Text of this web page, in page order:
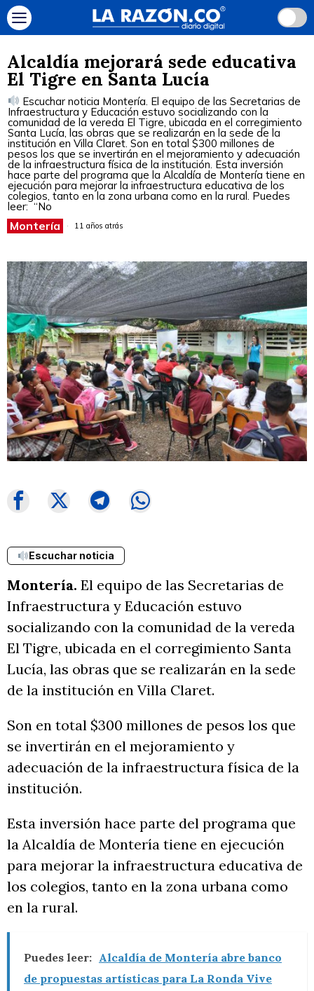
Alcaldía mejorará sede educativa
El Tigre en Santa Lucía
Escuchar noticia Montería. El equipo de las Secretarias de
Infraestructura y Educación estuvo socializando con la
comunidad de la vereda El Tigre, ubicada en el corregimiento
Santa Lucía, las obras que se realizarán en la sede de la
institución en Villa Claret. Son en total $300 millones de
pesos los que se invertirán en el mejoramiento y adecuación
de la infraestructura física de la institución. Esta inversión
hace parte del programa que la Alcaldía de Montería tiene en
ejecución para mejorar la infraestructura educativa de los
colegios, tanto en la zona urbana como en la rural. Puedes
leer: “No
Montería 11 años atrás
Escuchar noticia
Montería. El equipo de las Secretarias de
Infraestructura y Educación estuvo
socializando con la comunidad de la vereda
El Tigre, ubicada en el corregimiento Santa
Lucía, las obras que se realizarán en la sede
de la institución en Villa Claret.
Son en total $300 millones de pesos los que
se invertirán en el mejoramiento y
adecuación de la infraestructura física de la
institución.
Esta inversión hace parte del programa que
la Alcaldía de Montería tiene en ejecución
para mejorar la infraestructura educativa de
los colegios, tanto en la zona urbana como
en la rural.
Puedes leer: Alcaldía de Montería abre banco
de propuestas artísticas para La Ronda Vive